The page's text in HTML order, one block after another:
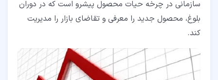
سازمانی در چرخه حیات محصول پیشرو است که در دوران
بلوغ، محصول جدید را معرفی و تقاضای بازار را مدیریت
کند.